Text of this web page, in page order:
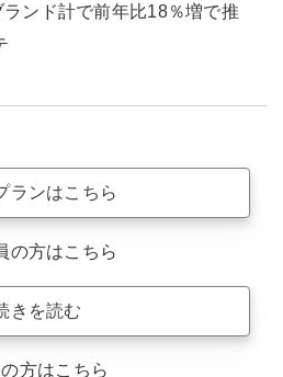
ンド計で前年比18％増で推
ランはこちら
の方はこちら
きを読む
方はこちら